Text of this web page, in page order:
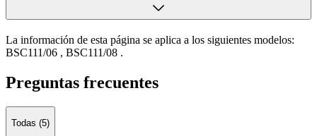
La información de esta página se aplica a los siguientes modelos:
BSC111/06 , BSC111/08 .
Preguntas frecuentes
Todas (5)